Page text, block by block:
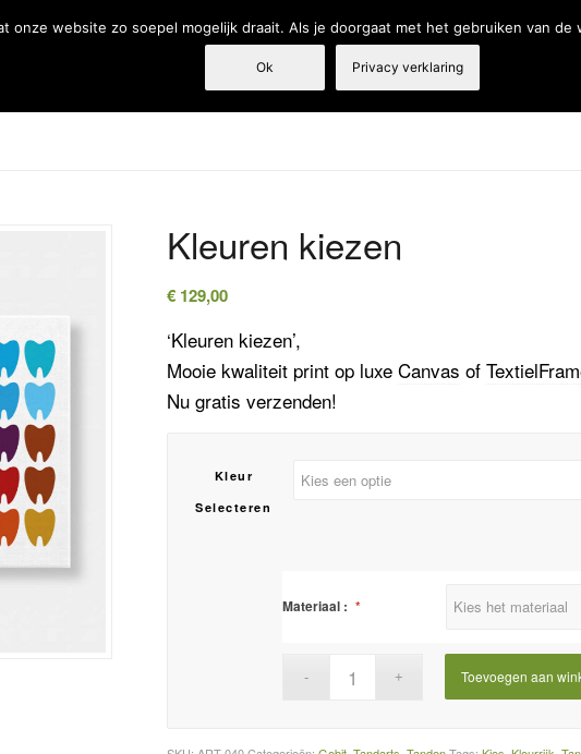
Fysiotherapie Webshop Producten en diensten
Kleuren kiezen
€ 129,00
‘Kleuren kiezen’,
Mooie kwaliteit print op luxe Canvas of
Nu gratis verzenden!
Kleur
Selecteren
Materiaal : *
Toevoegen aan
onze website zo soepel mogelijk draait. Als je doorgaat met het gebruiken van
Ok Privacy verklaring